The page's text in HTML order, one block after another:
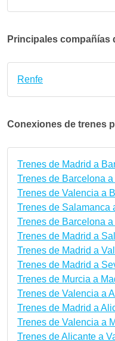
Principales compañías
Renfe
Conexiones de trenes
Trenes de Madrid a
Trenes de Barcelona a
Trenes de Valencia a
Trenes de Salamanca
Trenes de Barcelona
Trenes de Madrid a
Trenes de Madrid a
Trenes de Madrid a
Trenes de Murcia a
Trenes de Valencia a
Trenes de Madrid a
Trenes de Valencia a
Trenes de Alicante a